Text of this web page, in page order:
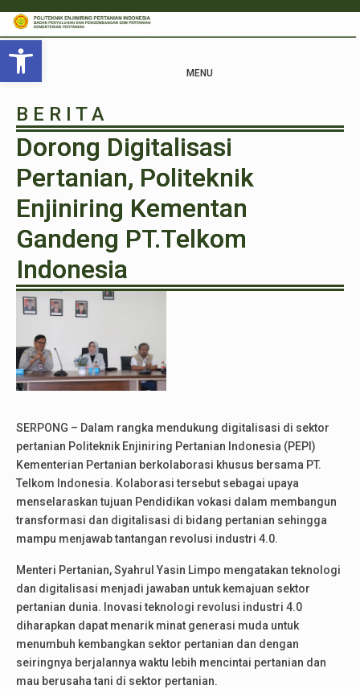
Open toolbar
MENU
B E R I T A
Dorong Digitalisasi
Pertanian, Politeknik
Enjiniring Kementan
Gandeng PT.Telkom
Indonesia
SERPONG – Dalam rangka mendukung digitalisasi di sektor
pertanian Politeknik Enjiniring Pertanian Indonesia (PEPI)
Kementerian Pertanian berkolaborasi khusus bersama PT.
Telkom Indonesia. Kolaborasi tersebut sebagai upaya
menselaraskan tujuan Pendidikan vokasi dalam membangun
transformasi dan digitalisasi di bidang pertanian sehingga
mampu menjawab tantangan revolusi industri 4.0.
Menteri Pertanian, Syahrul Yasin Limpo mengatakan teknologi
dan digitalisasi menjadi jawaban untuk kemajuan sektor
pertanian dunia. Inovasi teknologi revolusi industri 4.0
diharapkan dapat menarik minat generasi muda untuk
menumbuh kembangkan sektor pertanian dan dengan
seiringnya berjalannya waktu lebih mencintai pertanian dan
mau berusaha tani di sektor pertanian.